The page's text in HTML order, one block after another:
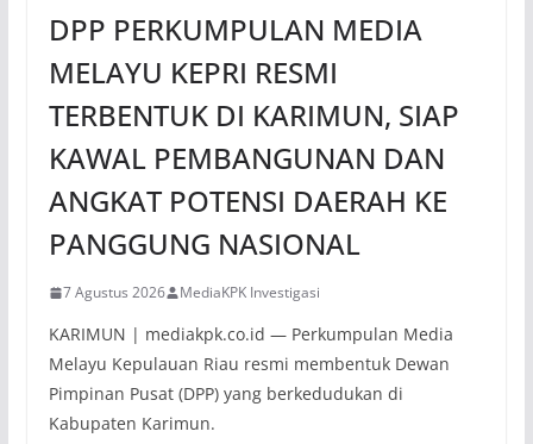
DPP PERKUMPULAN MEDIA
MELAYU KEPRI RESMI
TERBENTUK DI KARIMUN, SIAP
KAWAL PEMBANGUNAN DAN
ANGKAT POTENSI DAERAH KE
PANGGUNG NASIONAL
7 Agustus 2026 MediaKPK Investigasi
KARIMUN | mediakpk.co.id — Perkumpulan Media
Melayu Kepulauan Riau resmi membentuk Dewan
Pimpinan Pusat (DPP) yang berkedudukan di
Kabupaten Karimun.